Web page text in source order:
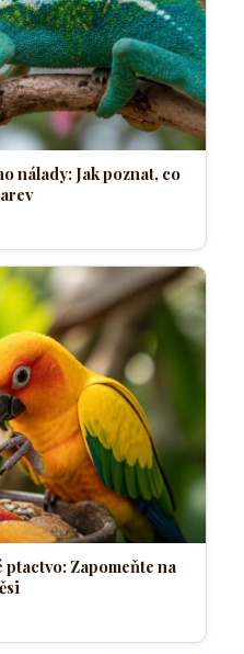
nálady: Jak poznat, co
Zapomeňte na